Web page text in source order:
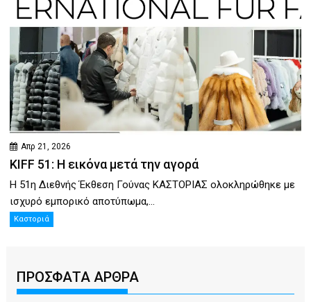
Απρ 21, 2026
KIFF 51: Η εικόνα μετά την αγορά
Η 51η Διεθνής Έκθεση Γούνας ΚΑΣΤΟΡΙΑΣ ολοκληρώθηκε με
ισχυρό εμπορικό αποτύπωμα,...
Καστοριά
ΠΡΟΣΦΑΤΑ ΑΡΘΡΑ